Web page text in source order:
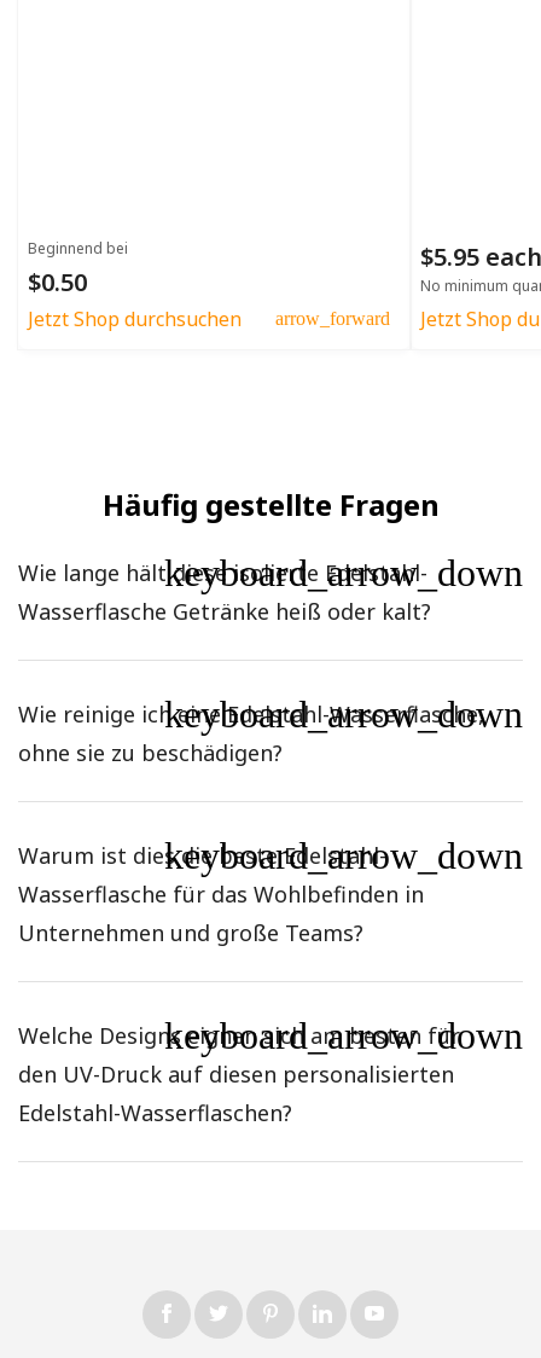
Beginnend bei
$0.50
Jetzt Shop durchsuchen arrow_forward
$5.95 each
No minimum
Jetzt Shop
Häufig gestellte Fragen
Wie lange hält diese isolierte Edelstahl-
Wasserflasche Getränke heiß oder kalt?
keyboard_arrow_down
Wie reinige ich eine Edelstahl-Wasserflasche,
ohne sie zu beschädigen?
keyboard_arrow_down
Warum ist dies die beste Edelstahl-
Wasserflasche für das Wohlbefinden in
Unternehmen und große Teams?
keyboard_arrow_down
Welche Designs eignen sich am besten für
den UV-Druck auf diesen personalisierten
Edelstahl-Wasserflaschen?
keyboard_arrow_down